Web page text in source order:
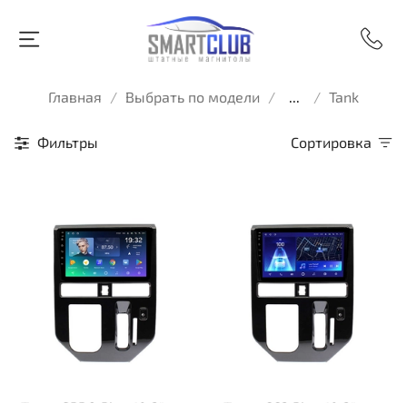
Главная Выбрать по модели ... Tank
Фильтры Сортировка